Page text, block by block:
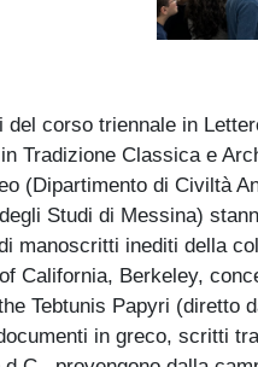
del corso triennale in
Tradizione Classica e
(Dipartimento di Civiltà
Studi di Messina)
manoscritti inediti della
California, Berkeley,
Tebtunis Papyri (diretto
in greco, scritti